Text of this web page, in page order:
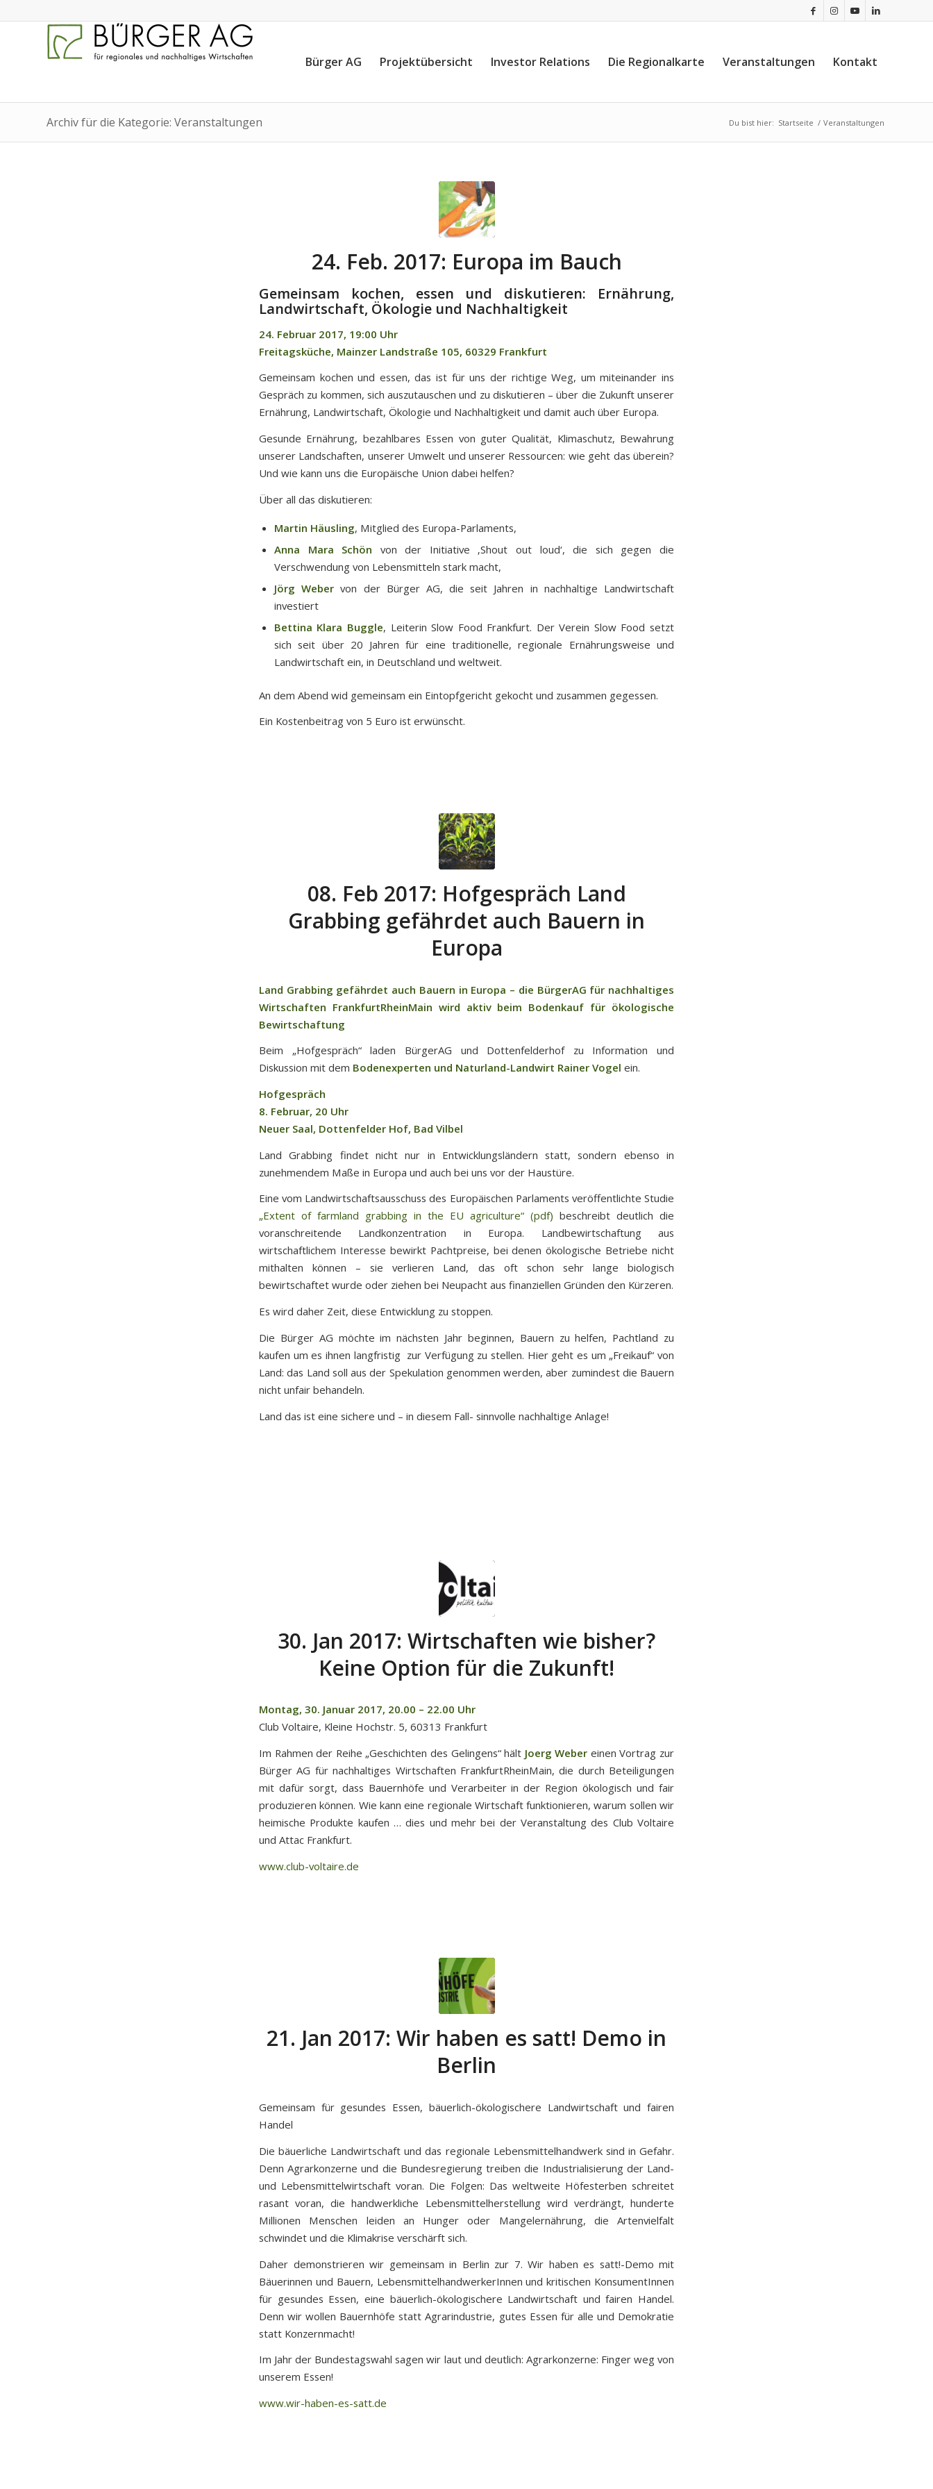
Bürger AG Projektübersicht Investor Relations Die Regionalkarte Veranstaltungen Kontakt
Archiv für die Kategorie: Veranstaltungen Du bist hier: Startseite / Veranstaltungen
24. Feb. 2017: Europa im Bauch
Gemeinsam kochen, essen und diskutieren: Ernährung,
Landwirtschaft, Ökologie und Nachhaltigkeit
24. Februar 2017, 19:00 Uhr
Freitagsküche, Mainzer Landstraße 105, 60329 Frankfurt
Gemeinsam kochen und essen, das ist für uns der richtige Weg, um miteinander ins
Gespräch zu kommen, sich auszutauschen und zu diskutieren – über die Zukunft unserer
Ernährung, Landwirtschaft, Ökologie und Nachhaltigkeit und damit auch über Europa.
Gesunde Ernährung, bezahlbares Essen von guter Qualität, Klimaschutz, Bewahrung
unserer Landschaften, unserer Umwelt und unserer Ressourcen: wie geht das überein?
Und wie kann uns die Europäische Union dabei helfen?
Über all das diskutieren:
Martin Häusling, Mitglied des Europa-Parlaments,
Anna Mara Schön von der Initiative ‚Shout out loud‘, die sich gegen die
Verschwendung von Lebensmitteln stark macht,
Jörg Weber von der Bürger AG, die seit Jahren in nachhaltige Landwirtschaft
investiert
Bettina Klara Buggle, Leiterin Slow Food Frankfurt. Der Verein Slow Food setzt
sich seit über 20 Jahren für eine traditionelle, regionale Ernährungsweise und
Landwirtschaft ein, in Deutschland und weltweit.
An dem Abend wid gemeinsam ein Eintopfgericht gekocht und zusammen gegessen.
Ein Kostenbeitrag von 5 Euro ist erwünscht.
08. Feb 2017: Hofgespräch Land
Grabbing gefährdet auch Bauern in
Europa
Land Grabbing gefährdet auch Bauern in Europa – die BürgerAG für nachhaltiges
Wirtschaften FrankfurtRheinMain wird aktiv beim Bodenkauf für ökologische
Bewirtschaftung
Beim „Hofgespräch“ laden BürgerAG und Dottenfelderhof zu Information und
Diskussion mit dem Bodenexperten und Naturland-Landwirt Rainer Vogel ein.
Hofgespräch
8. Februar, 20 Uhr
Neuer Saal, Dottenfelder Hof, Bad Vilbel
Land Grabbing findet nicht nur in Entwicklungsländern statt, sondern ebenso in
zunehmendem Maße in Europa und auch bei uns vor der Haustüre.
Eine vom Landwirtschaftsausschuss des Europäischen Parlaments veröffentlichte Studie
„Extent of farmland grabbing in the EU agriculture“ (pdf) beschreibt deutlich die
voranschreitende Landkonzentration in Europa. Landbewirtschaftung aus
wirtschaftlichem Interesse bewirkt Pachtpreise, bei denen ökologische Betriebe nicht
mithalten können – sie verlieren Land, das oft schon sehr lange biologisch
bewirtschaftet wurde oder ziehen bei Neupacht aus finanziellen Gründen den Kürzeren.
Es wird daher Zeit, diese Entwicklung zu stoppen.
Die Bürger AG möchte im nächsten Jahr beginnen, Bauern zu helfen, Pachtland zu
kaufen um es ihnen langfristig zur Verfügung zu stellen. Hier geht es um „Freikauf“ von
Land: das Land soll aus der Spekulation genommen werden, aber zumindest die Bauern
nicht unfair behandeln.
Land das ist eine sichere und – in diesem Fall- sinnvolle nachhaltige Anlage!
30. Jan 2017: Wirtschaften wie bisher?
Keine Option für die Zukunft!
Montag, 30. Januar 2017, 20.00 – 22.00 Uhr
Club Voltaire, Kleine Hochstr. 5, 60313 Frankfurt
Im Rahmen der Reihe „Geschichten des Gelingens“ hält Joerg Weber einen Vortrag zur
Bürger AG für nachhaltiges Wirtschaften FrankfurtRheinMain, die durch Beteiligungen
mit dafür sorgt, dass Bauernhöfe und Verarbeiter in der Region ökologisch und fair
produzieren können. Wie kann eine regionale Wirtschaft funktionieren, warum sollen wir
heimische Produkte kaufen … dies und mehr bei der Veranstaltung des Club Voltaire
und Attac Frankfurt.
www.club-voltaire.de
21. Jan 2017: Wir haben es satt! Demo in
Berlin
Gemeinsam für gesundes Essen, bäuerlich-ökologischere Landwirtschaft und fairen
Handel
Die bäuerliche Landwirtschaft und das regionale Lebensmittelhandwerk sind in Gefahr.
Denn Agrarkonzerne und die Bundesregierung treiben die Industrialisierung der Land-
und Lebensmittelwirtschaft voran. Die Folgen: Das weltweite Höfesterben schreitet
rasant voran, die handwerkliche Lebensmittelherstellung wird verdrängt, hunderte
Millionen Menschen leiden an Hunger oder Mangelernährung, die Artenvielfalt
schwindet und die Klimakrise verschärft sich.
Daher demonstrieren wir gemeinsam in Berlin zur 7. Wir haben es satt!-Demo mit
Bäuerinnen und Bauern, LebensmittelhandwerkerInnen und kritischen KonsumentInnen
für gesundes Essen, eine bäuerlich-ökologischere Landwirtschaft und fairen Handel.
Denn wir wollen Bauernhöfe statt Agrarindustrie, gutes Essen für alle und Demokratie
statt Konzernmacht!
Im Jahr der Bundestagswahl sagen wir laut und deutlich: Agrarkonzerne: Finger weg von
unserem Essen!
www.wir-haben-es-satt.de